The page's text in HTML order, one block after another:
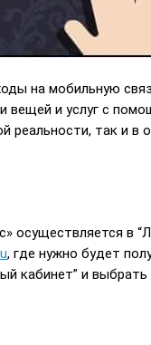
на мобильную
вещей и услуг с
реальности, так и в
осуществляется в
, где нужно будет
кабинет” и